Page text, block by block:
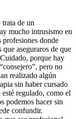
trata de un
mucho intrusismo en
profesiones donde
aseguraros de que
porque hay
pero no
realizado algún
sin haber cursado
regulado, como el
podemos hacer sin
confundir.